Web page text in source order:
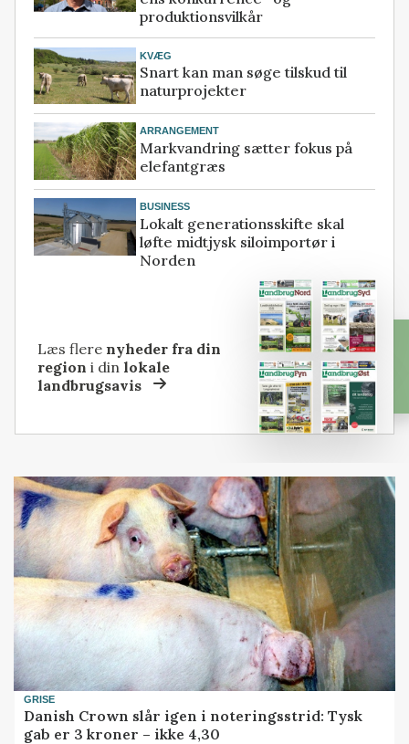
produktionsvilkår
KVÆG
Snart kan man søge tilskud til
naturprojekter
ARRANGEMENT
Markvandring sætter fokus på
elefantgræs
BUSINESS
Lokalt generationsskifte skal
løfte midtjysk siloimportør i
Norden
Læs flere nyheder fra din
region i dinlokale
landbrugsavis
GRISE
Danish Crown slår igen i noteringsstrid: Tysk
gab er 3 kroner – ikke 4,30